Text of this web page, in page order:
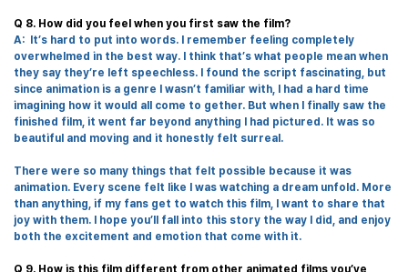
Q 8. How did you feel when you first saw the film?
A: It’s hard to put into words. I remember feeling completely
overwhelmed in the best way. I think that’s what people mean when
they say they’re left speechless. I found the script fascinating, but
since animation is a genre I wasn’t familiar with, I had a hard time
imagining how it would all come to gether. But when I finally saw the
finished film, it went far beyond anything I had pictured. It was so
beautiful and moving and it honestly felt surreal.
There were so many things that felt possible because it was
animation. Every scene felt like I was watching a dream unfold. More
than anything, if my fans get to watch this film, I want to share that
joy with them.
I hope you’ ll fall into this story the way I did, and enjoy
both the excitement and emotion that come with it.
Q 9. How is this film different from other animated films you’ve